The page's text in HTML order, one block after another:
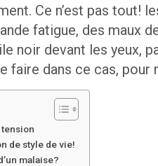
Ce n’est pas tout!
fatigue, des maux
noir devant les yeux,
faire dans ce cas,
de style de vie!
malaise?